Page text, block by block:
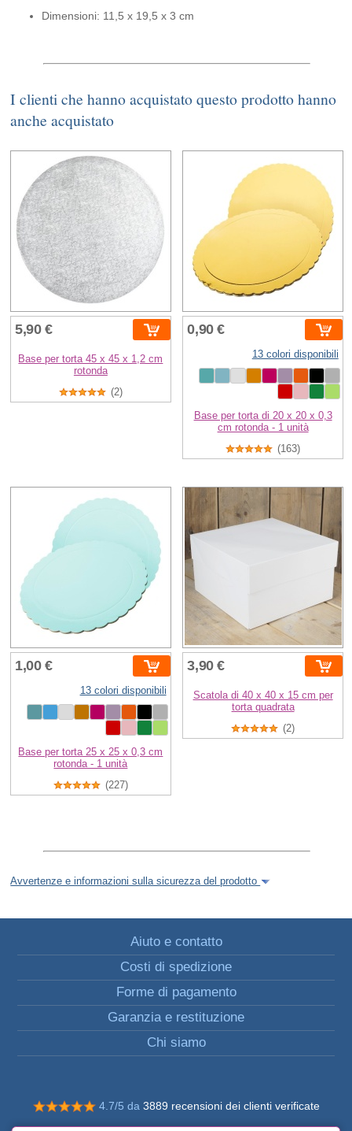
Dimensioni: 11,5 x 19,5 x 3 cm
I clienti che hanno acquistato questo prodotto hanno
anche acquistato
5,90 €
Base per torta 45 x 45 x 1,2 cm
rotonda
(2)
0,90 €
13 colori disponibili
Base per torta di 20 x 20 x 0,3
cm rotonda - 1 unità
(163)
1,00 €
13 colori disponibili
Base per torta 25 x 25 x 0,3 cm
rotonda - 1 unità
(227)
3,90 €
Scatola di 40 x 40 x 15 cm per
torta quadrata
(2)
Avvertenze e informazioni sulla sicurezza del prodotto
Aiuto e contatto
Costi di spedizione
Forme di pagamento
Garanzia e restituzione
Chi siamo
4.7/5 da 3889 recensioni dei clienti verificate